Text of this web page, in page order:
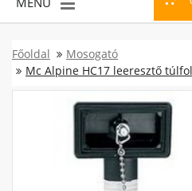
Főoldal
Mosogató
Mc Alpine HC17 leeresztő